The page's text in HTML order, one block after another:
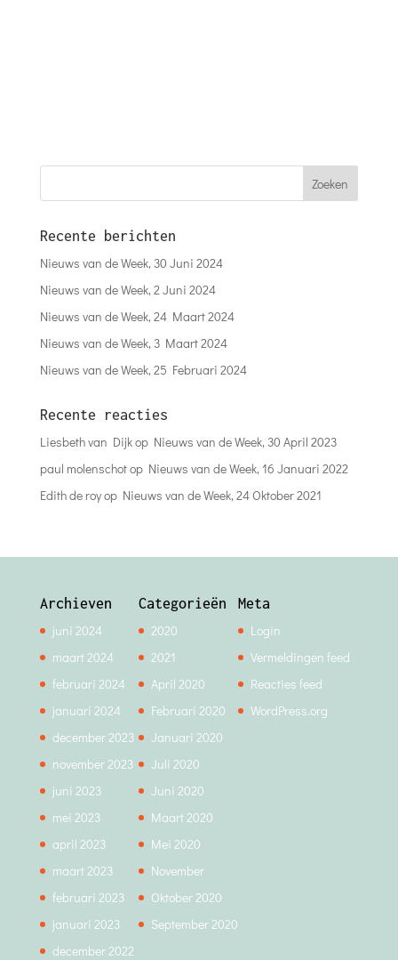
Recente berichten
Nieuws van de Week, 30 Juni 2024
Nieuws van de Week, 2 Juni 2024
Nieuws van de Week, 24 Maart 2024
Nieuws van de Week, 3 Maart 2024
Nieuws van de Week, 25 Februari 2024
Recente reacties
Liesbeth van Dijkop Nieuws van de Week, 30 April 2023
paul molenschotop Nieuws van de Week, 16 Januari 2022
Edith de royop Nieuws van de Week, 24 Oktober 2021
Archieven
juni 2024
maart 2024
februari 2024
januari 2024
december 2023
november 2023
juni 2023
mei 2023
april 2023
maart 2023
februari 2023
januari 2023
december 2022
Categorieën
2020
2021
April 2020
Februari 2020
Januari 2020
Juli 2020
Juni 2020
Maart 2020
Mei 2020
November
Oktober 2020
September 2020
Meta
Login
Vermeldingen feed
Reacties feed
WordPress.org